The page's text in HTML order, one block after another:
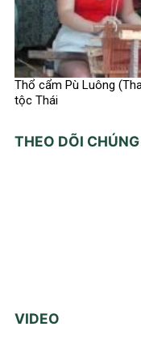
Thổ cẩm Pù Luông
tộc Thái
THEO DÕI
VIDEO